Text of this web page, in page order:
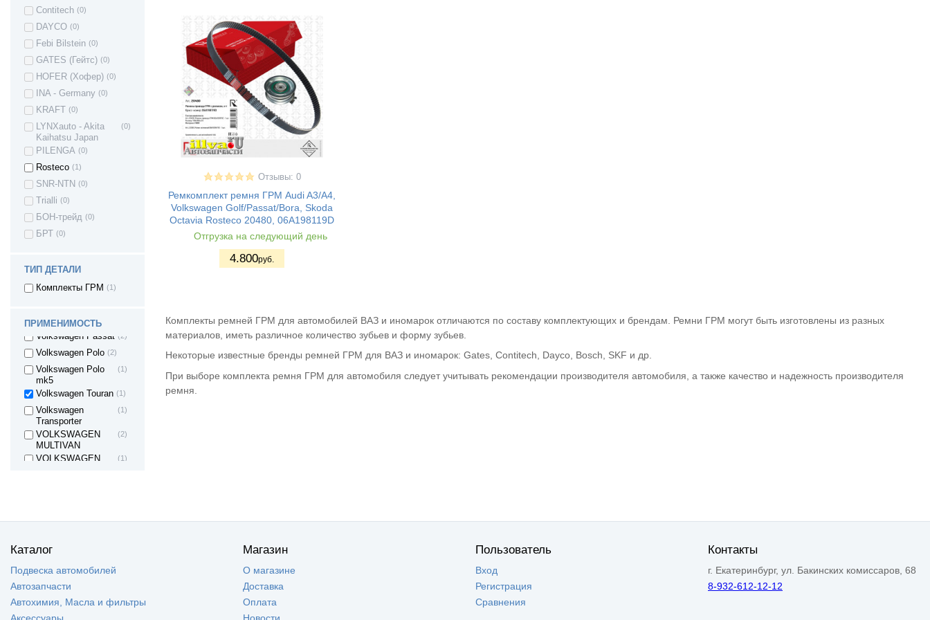
Contitech (0)
DAYCO (0)
Febi Bilstein (0)
GATES (Гейтс) (0)
HOFER (Хофер) (0)
INA - Germany (0)
KRAFT (0)
LYNXauto - Akita
Kaihatsu Japan
(0)
PILENGA (0)
Rosteco (1)
SNR-NTN (0)
Trialli (0)
БОН-трейд (0)
БРТ (0)
ТИП ДЕТАЛИ
Комплекты ГРМ (1)
ПРИМЕНИМОСТЬ
Opel Corsa C
Opel Corsa D
Opel Corsa E (2)
Opel Corsa E (2)
Opel Vectra (1)
Opel Insignia (2)
OPEL Kadett
Opel Kadett E (1)
Opel Meriva
Opel Mokka
Opel Zafira A
Opel Zafira B
Opel Zafira C
Volvo S40
VENTO
Volkswagen Caddy (3)
Volkswagen Jetta
Volkswagen Passat (2)
Volkswagen Polo (2)
Volkswagen Polo
mk5
(1)
Volkswagen Touran (1)
Volkswagen
Transporter
(1)
VOLKSWAGEN
MULTIVAN
(2)
VOLKSWAGEN
(1)
Отзывы: 0
Ремкомплект ремня ГРМ Audi A3/A4,
Volkswagen Golf/Passat/Bora, Skoda
Octavia Rosteco 20480, 06A198119D
Отгрузка на следующий день
4.800руб.
Комплекты ремней ГРМ для автомобилей ВАЗ и иномарок отличаются по составу комплектующих и брендам. Ремни ГРМ могут быть изготовлены из разных
материалов, иметь различное количество зубьев и форму зубьев.
Некоторые известные бренды ремней ГРМ для ВАЗ и иномарок: Gates, Contitech, Dayco, Bosch, SKF и др.
При выборе комплекта ремня ГРМ для автомобиля следует учитывать рекомендации производителя автомобиля, а также качество и надежность производителя
ремня.
Каталог
Подвеска автомобилей
Автозапчасти
Автохимия, Масла и фильтры
Магазин
О магазине
Доставка
Оплата
Пользователь
Вход
Регистрация
Сравнения
Контакты
г. Екатеринбург, ул. Бакинских комиссаров, 68
8-932-612-12-12